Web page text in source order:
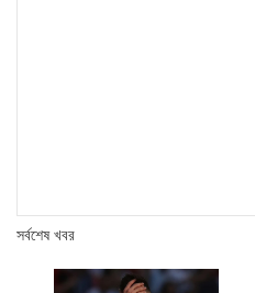
সর্বশেষ খবর